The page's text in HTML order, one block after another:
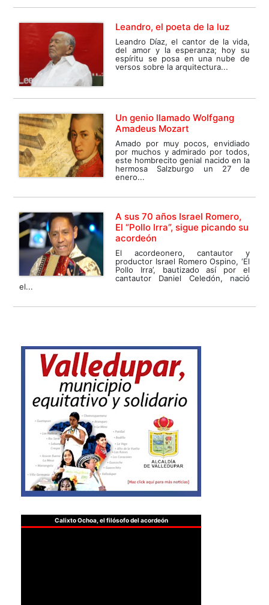
Leandro, el poeta de la luz
Leandro Díaz, el cantor de la vida,
del amor y la esperanza; hoy su
espíritu se posa en una nube de
versos sobre la arquitectura...
Un genio llamado Wolfgang
Amadeus Mozart
Amado por muy pocos, envidiado
por muchos y admirado por todos,
este hombrecito genial nacido en la
hermosa Salzburgo un 27 de
enero...
A sus 70 años Israel Romero,
El “Pollo Irra”, sigue picando su
acordeón
El acordeonero, cantautor y
productor Israel Romero Ospino, ‘El
Pollo Irra’, bautizado así por el
cantautor Daniel Celedón, nació
el...
Calixto Ochoa, el filósofo del acordeón